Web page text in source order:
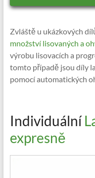
Zvláště u ukázkových
množství lisovaných a
výrobu lisovacích a
tomto případě jsou díly
pomocí automatických
Individuální
expresně